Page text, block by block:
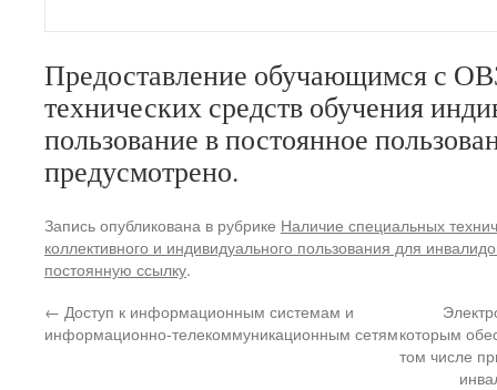
Предоставление обучающимся с
технических средств обучения
пользование в постоянное
предусмотрено.
Запись опубликована в рубрике Наличие специальных
коллективного и индивидуального пользования для
постоянную ссылку.
← Доступ к информационным системам и
информационно-телекоммуникационным сетямкоторым
том числе